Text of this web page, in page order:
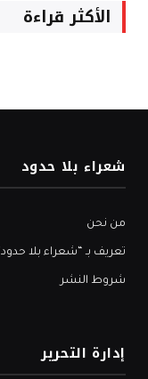
الأكثر قراءة
شعراء بلا حدود
من نحن
تعريف بـ “شعراء بلا
شروط النشر
إدارة التحرير